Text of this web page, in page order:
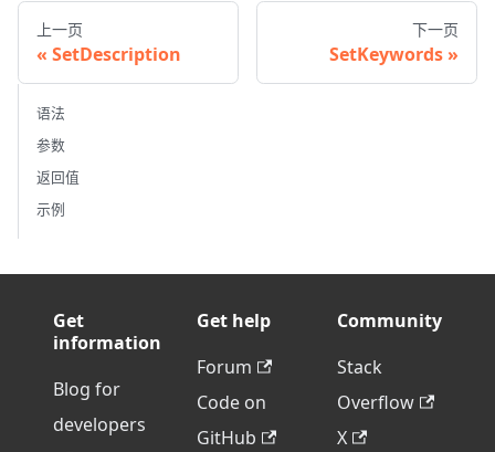
上一页
SetDescription
下一页
SetKeywords
语法
参数
返回值
示例
Get
information
Blog for
developers
Get help
Forum
Code on
GitHub
Community
Stack
Overflow
X